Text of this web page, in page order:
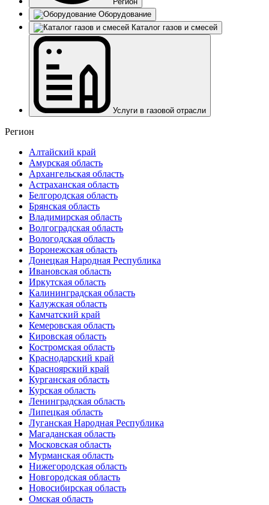
Оборудование
Каталог газов и смесей
Услуги в газовой отрасли
Регион
Алтайский край
Амурская область
Архангельская область
Астраханская область
Белгородская область
Брянская область
Владимирская область
Волгоградская область
Вологодская область
Воронежская область
Донецкая Народная Республика
Ивановская область
Иркутская область
Калининградская область
Калужская область
Камчатский край
Кемеровская область
Кировская область
Костромская область
Краснодарский край
Красноярский край
Курганская область
Курская область
Ленинградская область
Липецкая область
Луганская Народная Республика
Магаданская область
Московская область
Мурманская область
Нижегородская область
Новгородская область
Новосибирская область
Омская область